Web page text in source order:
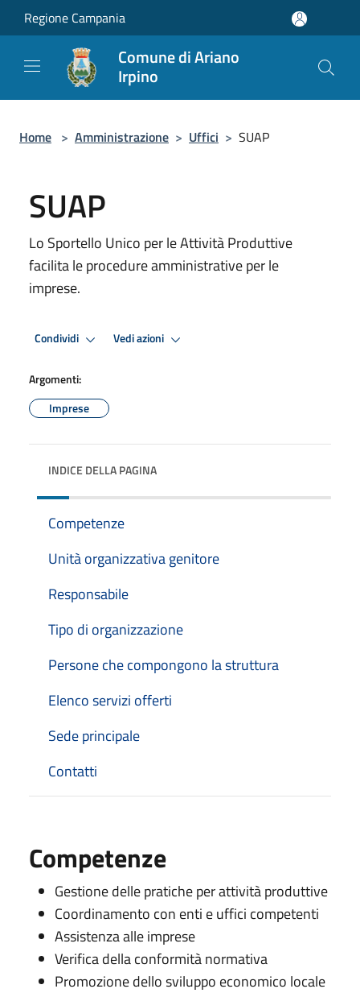
Salta al contenuto principale
Regione Campania
Comune di Ariano
Irpino
Home > Amministrazione > Uffici > SUAP
SUAP
Lo Sportello Unico per le Attività Produttive
facilita le procedure amministrative per le
imprese.
Condividi Vedi azioni
Argomenti:
Imprese
INDICE DELLA PAGINA
Competenze
Unità organizzativa genitore
Responsabile
Tipo di organizzazione
Persone che compongono la struttura
Elenco servizi offerti
Sede principale
Contatti
Competenze
Gestione delle pratiche per attività produttive
Coordinamento con enti e uffici competenti
Assistenza alle imprese
Verifica della conformità normativa
Promozione dello sviluppo economico locale